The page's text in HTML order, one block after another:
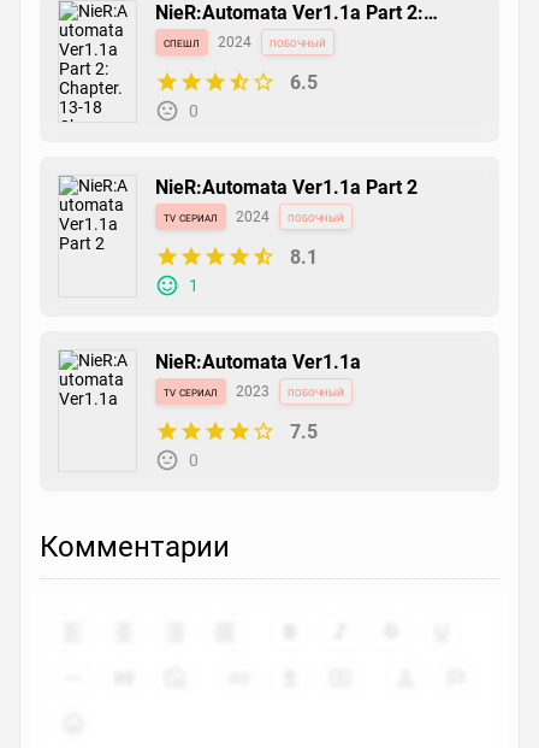
NieR:Automata Ver1.1a Part 2:
Chapter. 13-18 Chousa Report
спешл 2024 побочный
6.5
0
NieR:Automata Ver1.1a Part 2
tv сериал 2024 побочный
8.1
1
NieR:Automata Ver1.1a
tv сериал 2023 побочный
7.5
0
Комментарии